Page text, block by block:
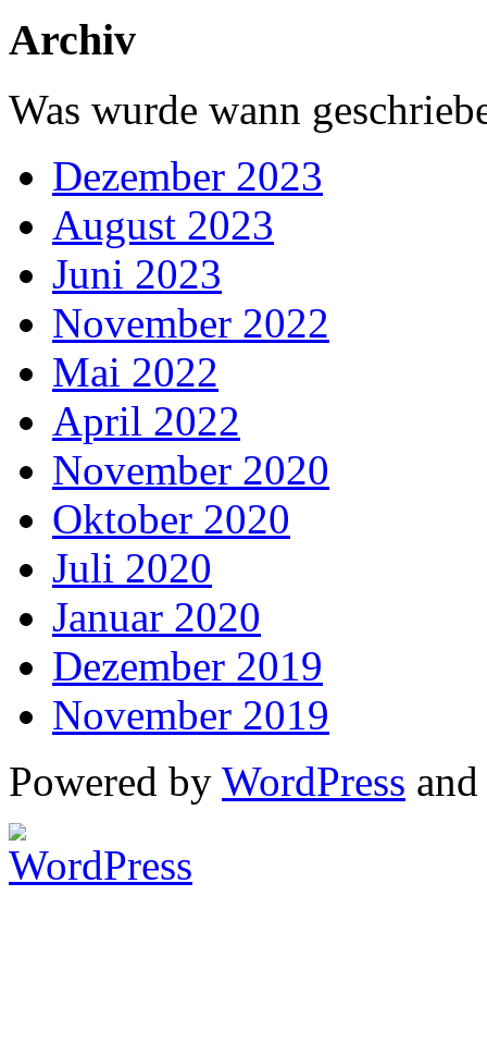
Archiv
Was wurde wann
Dezember 2023
August 2023
Juni 2023
November 2022
Mai 2022
April 2022
November 2020
Oktober 2020
Juli 2020
Januar 2020
Dezember 2019
November 2019
Powered by WordPress